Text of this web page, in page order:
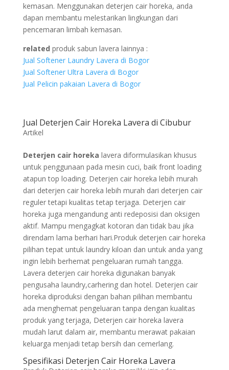
kemasan. Menggunakan deterjen cair horeka, anda
dapan membantu melestarikan lingkungan dari
pencemaran limbah kemasan.
related produk sabun lavera lainnya :
Jual Softener Laundry Lavera di Bogor
Jual Softener Ultra Lavera di Bogor
Jual Pelicin pakaian Lavera di Bogor
Jual Deterjen Cair Horeka Lavera di Cibubur
Artikel
Deterjen cair horeka lavera diformulasikan khusus
untuk penggunaan pada mesin cuci, baik front loading
atapun top loading. Deterjen cair horeka lebih murah
dari deterjen cair horeka lebih murah dari deterjen cair
reguler tetapi kualitas tetap terjaga. Deterjen cair
horeka juga mengandung anti redeposisi dan oksigen
aktif. Mampu mengagkat kotoran dan tidak bau jika
direndam lama berhari hari.Produk deterjen cair horeka
pilihan tepat untuk laundry kiloan dan untuk anda yang
ingin lebih berhemat pengeluaran rumah tangga.
Lavera deterjen cair horeka digunakan banyak
pengusaha laundry,carhering dan hotel. Deterjen cair
horeka diproduksi dengan bahan pilihan membantu
ada menghemat pengeluaran tanpa dengan kualitas
produk yang terjaga, Deterjen cair horeka lavera
mudah larut dalam air, membantu merawat pakaian
keluarga menjadi tetap bersih dan cemerlang.
Spesifikasi Deterjen Cair Horeka Lavera